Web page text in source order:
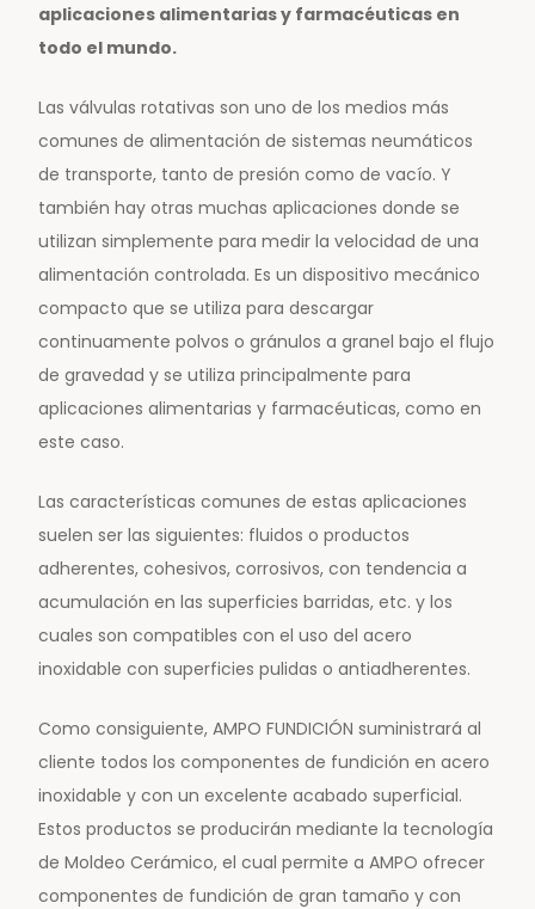
aplicaciones alimentarias y farmacéuticas en
todo el mundo.
Las válvulas rotativas son uno de los medios más
comunes de alimentación de sistemas neumáticos
de transporte, tanto de presión como de vacío. Y
también hay otras muchas aplicaciones donde se
utilizan simplemente para medir la velocidad de una
alimentación controlada. Es un dispositivo mecánico
compacto que se utiliza para descargar
continuamente polvos o gránulos a granel bajo el flujo
de gravedad y se utiliza principalmente para
aplicaciones alimentarias y farmacéuticas, como en
este caso.
Las características comunes de estas aplicaciones
suelen ser las siguientes: fluidos o productos
adherentes, cohesivos, corrosivos, con tendencia a
acumulación en las superficies barridas, etc. y los
cuales son compatibles con el uso del acero
inoxidable con superficies pulidas o antiadherentes.
Como consiguiente, AMPO FUNDICIÓN suministrará al
cliente todos los componentes de fundición en acero
inoxidable y con un excelente acabado superficial.
Estos productos se producirán mediante la tecnología
de Moldeo Cerámico, el cual permite a AMPO ofrecer
componentes de fundición de gran tamaño y con